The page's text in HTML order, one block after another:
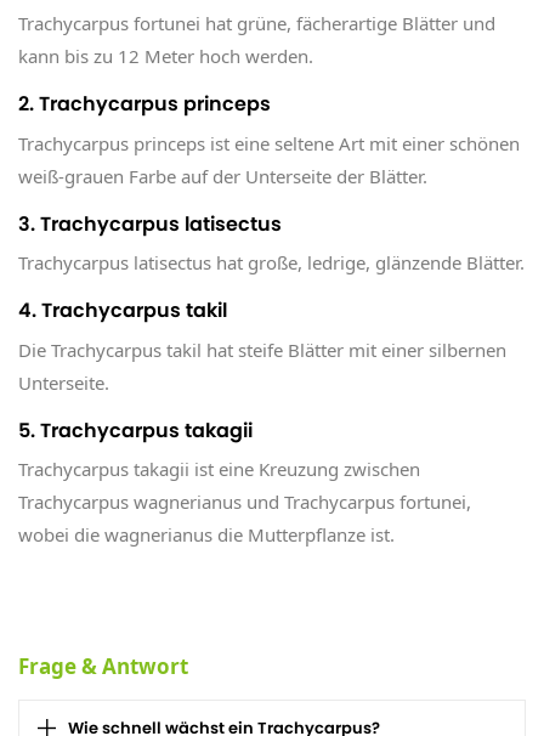
Trachycarpus fortunei hat grüne, fächerartige Blätter und
kann bis zu 12 Meter hoch werden.
2. Trachycarpus princeps
Trachycarpus princeps ist eine seltene Art mit einer schönen
weiß-grauen Farbe auf der Unterseite der Blätter.
3. Trachycarpus latisectus
Trachycarpus latisectus hat große, ledrige, glänzende Blätter.
4. Trachycarpus takil
Die Trachycarpus takil hat steife Blätter mit einer silbernen
Unterseite.
5. Trachycarpus takagii
Trachycarpus takagii ist eine Kreuzung zwischen
Trachycarpus wagnerianus und Trachycarpus fortunei,
wobei die wagnerianus die Mutterpflanze ist.
Frage & Antwort
Wie schnell wächst ein Trachycarpus?